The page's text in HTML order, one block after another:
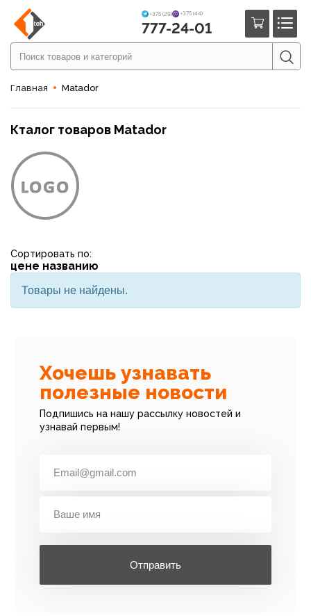
+375 (29) +375 (44)
777-24-01
Главная Matador
Кталог товаров Matador
Сортировать по:
цене названию
Товары не найдены.
Хочешь узнавать
полезные новости
Подпишись на нашу рассылку новостей и
узнавай первым!
Отправить